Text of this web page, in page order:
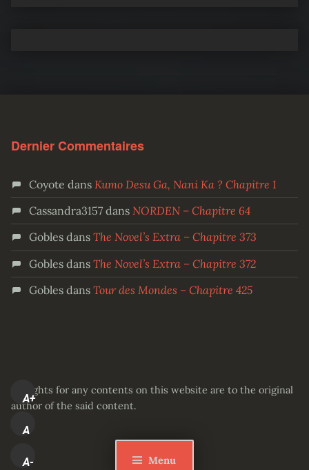
Menu
Dernier Commentaires
Coyote dans Kumo Desu Ga, Nani Ka ? Chapitre 1
Cassandra3157dans NORDEN – Chapitre 64
Goblesdans The Novel’s Extra – Chapitre 373
Goblesdans The Novel’s Extra – Chapitre 372
Goblesdans Tour des Mondes – Chapitre 425
All rights for any contents on this website are to the original
author of the said content.
A+
A
A-